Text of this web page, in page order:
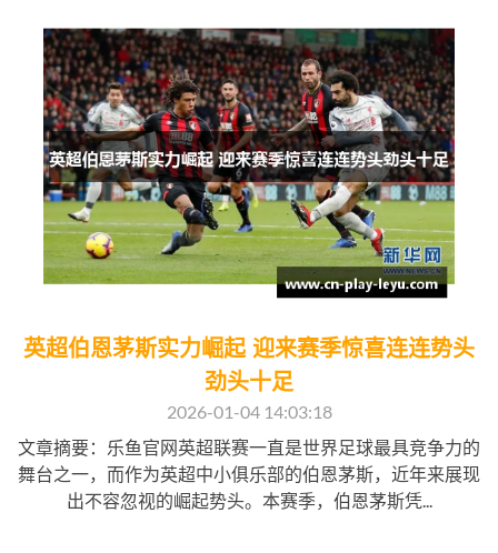
英超伯恩茅斯实力崛起 迎来赛季惊喜连连势头
劲头十足
2026-01-04 14:03:18
文章摘要：乐鱼官网英超联赛一直是世界足球最具竞争力的
舞台之一，而作为英超中小俱乐部的伯恩茅斯，近年来展现
出不容忽视的崛起势头。本赛季，伯恩茅斯凭...